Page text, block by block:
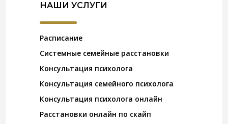
НАШИ УСЛУГИ
Расписание
Системные семейные расстановки
Консультация психолога
Консультация семейного психолога
Консультация психолога онлайн
Расстановки онлайн по скайп